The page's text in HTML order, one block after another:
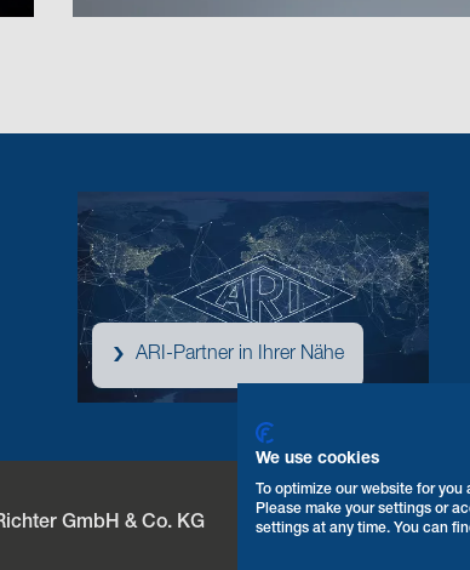
ARI-Partner in Ihrer Nähe
GmbH & Co. KG
Telefon:+49 5207
We use cookies
To optimize our website for
Please make your settings or
settings at any time. You can